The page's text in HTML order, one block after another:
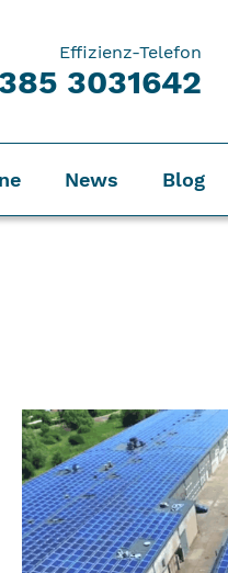
Effizienz-Telefon
3031642
News Blog